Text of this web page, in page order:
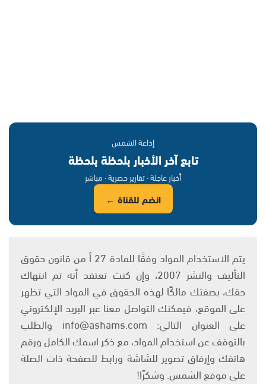
إذاعة الشمس
تابع آخر الأخبار بلحظة بلحظة
أخبار عاجلة · تقارير حصرية · مباشر
انضم للقناة ←
يتم الاستخدام المواد وفقًا للمادة 27 أ من قانون حقوق
التأليف والنشر 2007، وإن كنت تعتقد أنه تم انتهاك
حقك، بصفتك مالكًا لهذه الحقوق في المواد التي تظهر
على الموقع، فيمكنك التواصل معنا عبر البريد الإلكتروني
على العنوان التالي: info@ashams.com والطلب
بالتوقف عن استخدام المواد، مع ذكر اسمك الكامل ورقم
هاتفك وإرفاق تصوير للشاشة ورابط للصفحة ذات الصلة
على موقع الشمس. وشكرًا!